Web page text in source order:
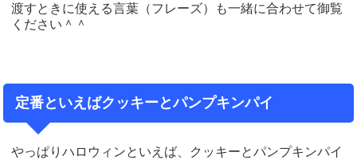
渡すときに使える言葉（フレーズ）も一緒に合わせて御覧
ください＾＾
定番といえばクッキーとパンプキンパイ
やっぱりハロウィンといえば、クッキーとパンプキンパイ